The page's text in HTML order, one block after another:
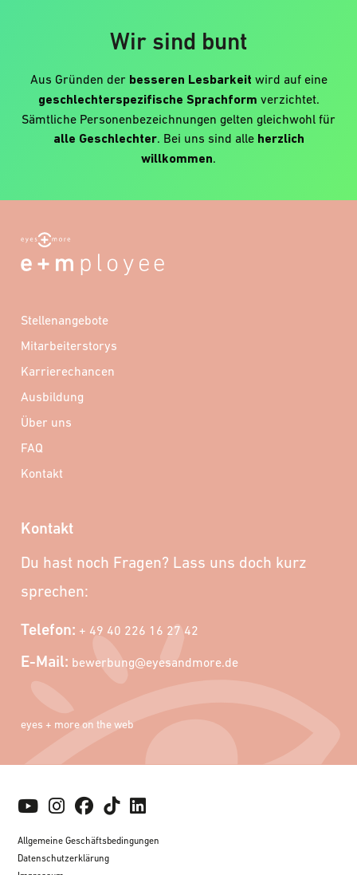
Wir sind bunt
Aus Gründen der besseren Lesbarkeit wird auf eine
geschlechterspezifische Sprachform verzichtet.
Sämtliche Personenbezeichnungen gelten gleichwohl für
alle Geschlechter. Bei uns sind alle herzlich
willkommen.
Stellenangebote
Mitarbeiterstorys
Karrierechancen
Ausbildung
Über uns
FAQ
Kontakt
Kontakt
Du hast noch Fragen? Lass uns doch kurz
sprechen:
Telefon: + 49 40 226 16 27 42
E-Mail: bewerbung@eyesandmore.de
eyes + more on the web
Allgemeine Geschäftsbedingungen
Datenschutzerklärung